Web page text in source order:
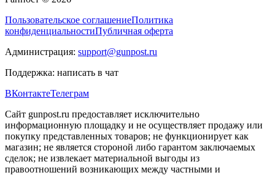
Пользовательское соглашениеПолитика
конфиденциальностиПубличная оферта
Администрация: support@gunpost.ru
Поддержка: написать в чат
ВКонтактеТелеграм
Сайт gunpost.ru предоставляет исключительно
информационную площадку и не осуществляет продажу или
покупку представленных товаров; не функционирует как
магазин; не является стороной либо гарантом заключаемых
сделок; не извлекает материальной выгоды из
правоотношений возникающих между частными и